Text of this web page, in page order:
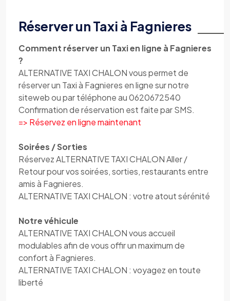
Réserver un Taxi à Fagnieres
Comment réserver un Taxi en ligne à Fagnieres
?
ALTERNATIVE TAXI CHALON vous permet de
réserver un Taxi à Fagnieres en ligne sur notre
siteweb ou par téléphone au 0620672540
Confirmation de réservation est faite par SMS.
=> Réservez en ligne maintenant
Soirées / Sorties
Réservez ALTERNATIVE TAXI CHALON Aller /
Retour pour vos soirées, sorties, restaurants entre
amis à Fagnieres.
ALTERNATIVE TAXI CHALON : votre atout sérénité
Notre véhicule
ALTERNATIVE TAXI CHALON vous accueil
modulables afin de vous offir un maximum de
confort à Fagnieres.
ALTERNATIVE TAXI CHALON : voyagez en toute
liberté